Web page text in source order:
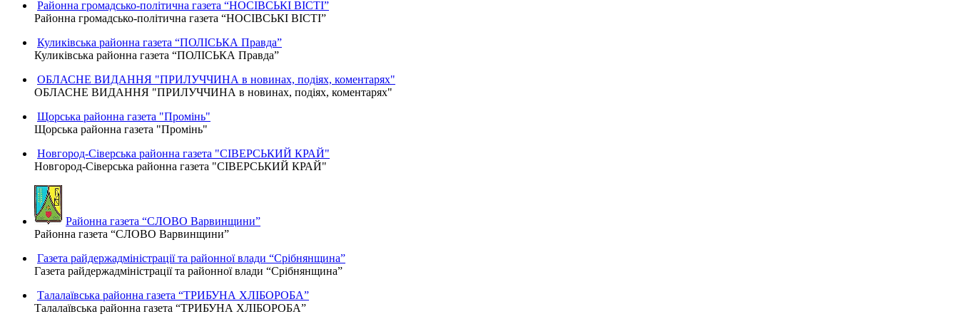
Районна громадсько-політична газета “НОСІВСЬКІ ВІСТІ”
Районна громадсько-політична газета “НОСІВСЬКІ ВІСТІ”
Куликівська районна газета “ПОЛІСЬКА Правда”
Куликівська районна газета “ПОЛІСЬКА Правда”
ОБЛАСНЕ ВИДАННЯ "ПРИЛУЧЧИНА в новинах, подіях, коментарях"
ОБЛАСНЕ ВИДАННЯ "ПРИЛУЧЧИНА в новинах, подіях, коментарях"
Щорська районна газета "Промінь"
Щорська районна газета "Промінь"
Новгород-Сіверська районна газета "СІВЕРСЬКИЙ КРАЙ"
Новгород-Сіверська районна газета "СІВЕРСЬКИЙ КРАЙ"
Районна газета “СЛОВО Варвинщини”
Районна газета “СЛОВО Варвинщини”
Газета райдержадміністрації та районної влади “Срібнянщина”
Газета райдержадміністрації та районної влади “Срібнянщина”
Талалаївська районна газета “ТРИБУНА ХЛІБОРОБА”
Талалаївська районна газета “ТРИБУНА ХЛІБОРОБА”